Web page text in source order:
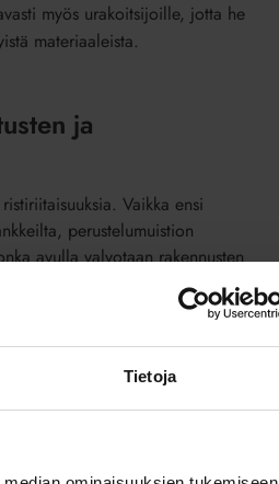
Tietoja
myös urakoitsijoille, jotta he
materiaaleista.
ja
Vaikka ensi
perustelumuistion
avulla valvotaan rakennusten
kaikilta taloyhtiöiltä vuodesta
ilmoitettava kaikille
2030 jälkeen energiatodistus